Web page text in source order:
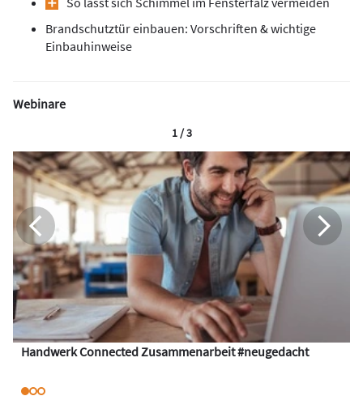
Brandschutztür einbauen: Vorschriften & wichtige
Einbauhinweise
Webinare
Handwerk Connected Zusammenarbeit #neugedacht
1 / 3